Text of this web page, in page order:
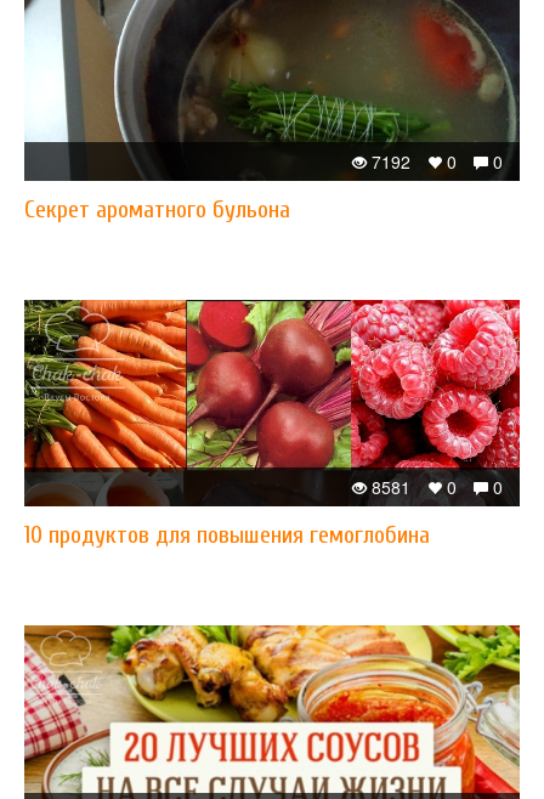
0
0
7192
Секрет ароматного бульона
0
0
8581
10 продуктов для повышения гемоглобина